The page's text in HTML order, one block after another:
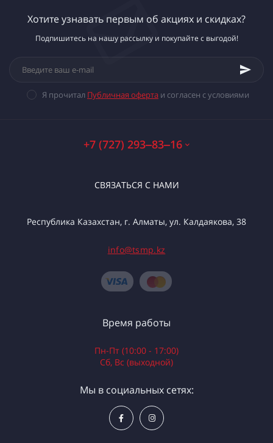
Хотите узнавать первым об акциях и скидках?
Подпишитесь на нашу рассылку и покупайте с выгодой!
Я прочитал Публичная оферта и согласен с условиями
+7 (727) 293‒83‒16
СВЯЗАТЬСЯ С НАМИ
Республика Казахстан, г. Алматы, ул. Калдаякова, 38
info@tsmp.kz
Время работы
Пн-Пт (10:00 - 17:00)
Сб, Вс (выходной)
Мы в социальных сетях: